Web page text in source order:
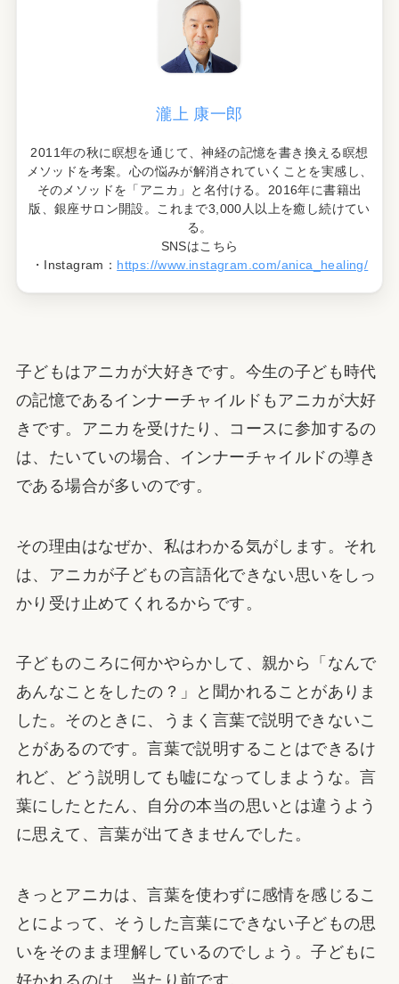
瀧上 康一郎
2011年の秋に瞑想を通じて、神経の記憶を書き換える瞑想
メソッドを考案。心の悩みが解消されていくことを実感し、
そのメソッドを「アニカ」と名付ける。2016年に書籍出
版、銀座サロン開設。これまで3,000人以上を癒し続けてい
る。
SNSはこちら
・Instagram： https://www.instagram.com/anica_healing/
子どもはアニカが大好きです。今生の子ども時代
の記憶であるインナーチャイルドもアニカが大好
きです。アニカを受けたり、コースに参加するの
は、たいていの場合、インナーチャイルドの導き
である場合が多いのです。
その理由はなぜか、私はわかる気がします。それ
は、アニカが子どもの言語化できない思いをしっ
かり受け止めてくれるからです。
子どものころに何かやらかして、親から「なんで
あんなことをしたの？」と聞かれることがありま
した。そのときに、うまく言葉で説明できないこ
とがあるのです。言葉で説明することはできるけ
れど、どう説明しても嘘になってしまような。言
葉にしたとたん、自分の本当の思いとは違うよう
に思えて、言葉が出てきませんでした。
きっとアニカは、言葉を使わずに感情を感じるこ
とによって、そうした言葉にできない子どもの思
いをそのまま理解しているのでしょう。子どもに